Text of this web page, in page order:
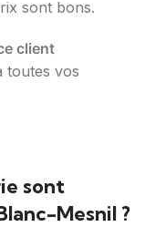
sont bons.
client
toutes vos
sont
Mesnil ?